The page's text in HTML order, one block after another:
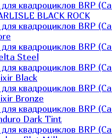
квадроциклов BRP
BLACK ROCK
квадроциклов BRP
квадроциклов BRP
Steel
квадроциклов BRP
Black
квадроциклов BRP
Bronze
квадроциклов BRP
Dark Tint
квадроциклов BRP